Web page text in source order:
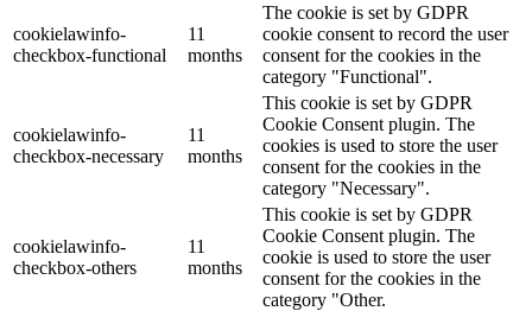
cookielawinfo-
checkbox-functional
11
months
The cookie is set by GDPR
cookie consent to record the user
consent for the cookies in the
category "Functional".
cookielawinfo-
checkbox-necessary
11
months
This cookie is set by GDPR
Cookie Consent plugin. The
cookies is used to store the user
consent for the cookies in the
category "Necessary".
cookielawinfo-
checkbox-others
11
months
This cookie is set by GDPR
Cookie Consent plugin. The
cookie is used to store the user
consent for the cookies in the
category "Other.